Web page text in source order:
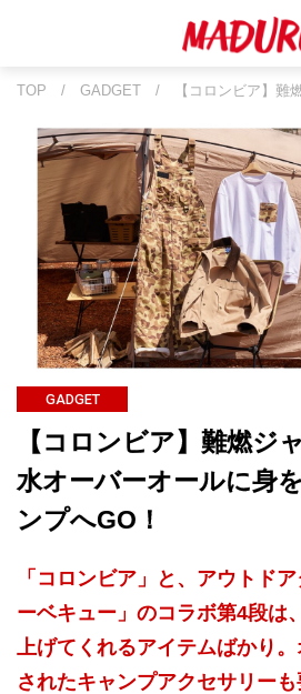
TOP / GADGET / 【コロンビア】難
GADGET
【コロンビア】難燃ジ
水オーバーオールに身
ンプへGO！
「コロンビア」と、アウトド
ーベキュー」のコラボ第4段は
上げてくれるアイテムばかり
されたキャンプアクセサリーも